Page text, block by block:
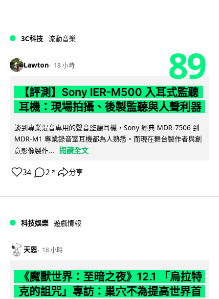
3C科技 流動音樂
Lawton 18 小時 89
【評測】Sony IER-M500 入耳式監聽
耳機：現場拍攝、後製監聽與人聲利器
談到專業混音專用的聲音監聽耳機，Sony 經典 MDR-7506 到
MDR-M1 專業錄音室耳機都為人熟悉。而現在舞台製作者與創
意影像製作...
閱讀全文
34 2 ↗ 分享
科技娛樂 遊戲情報
天恩 18 小時
《魔獸世界：至暗之夜》12.1 「烏拉特
克的詛咒」專訪：巢穴不為提高世界首